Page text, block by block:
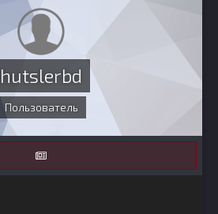
hutslerbd
Пользователь